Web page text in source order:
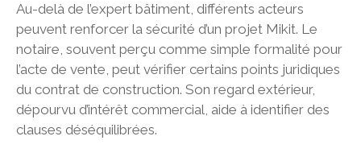
Au-delà de l’expert bâtiment, différents acteurs
peuvent renforcer la sécurité d’un projet Mikit. Le
notaire, souvent perçu comme simple formalité pour
l’acte de vente, peut vérifier certains points juridiques
du contrat de construction. Son regard extérieur,
dépourvu d’intérêt commercial, aide à identifier des
clauses déséquilibrées.